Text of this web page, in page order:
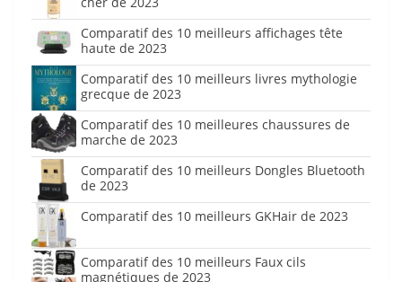
Comparatif des 10 meilleurs affichages tête
haute de 2023
Comparatif des 10 meilleurs livres mythologie
grecque de 2023
Comparatif des 10 meilleures chaussures de
marche de 2023
Comparatif des 10 meilleurs Dongles Bluetooth
de 2023
Comparatif des 10 meilleurs GKHair de 2023
Comparatif des 10 meilleurs Faux cils
magnétiques de 2023